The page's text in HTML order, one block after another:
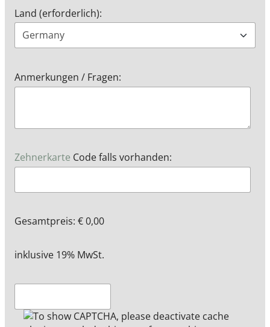
Land (erforderlich):
Anmerkungen / Fragen:
Zehnerkarte Code falls vorhanden:
Gesamtpreis: €0,00
inklusive 19% MwSt.